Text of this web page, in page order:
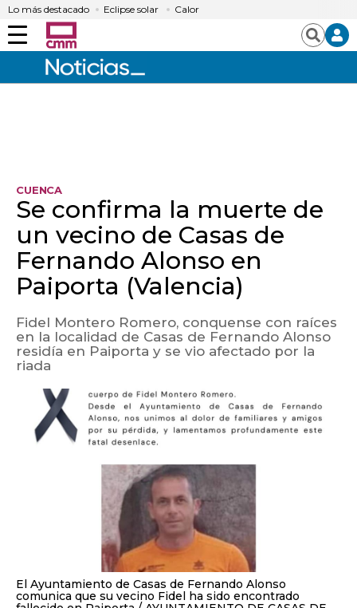
Lo más destacado Eclipse solar Calor
Menú Buscar
CUENCA
Se confirma la muerte de
un vecino de Casas de
Fernando Alonso en
Paiporta (Valencia)
Fidel Montero Romero, conquense con raíces
en la localidad de Casas de Fernando Alonso
residía en Paiporta y se vio afectado por la
riada
El Ayuntamiento de Casas de Fernando Alonso
comunica que su vecino Fidel ha sido encontrado